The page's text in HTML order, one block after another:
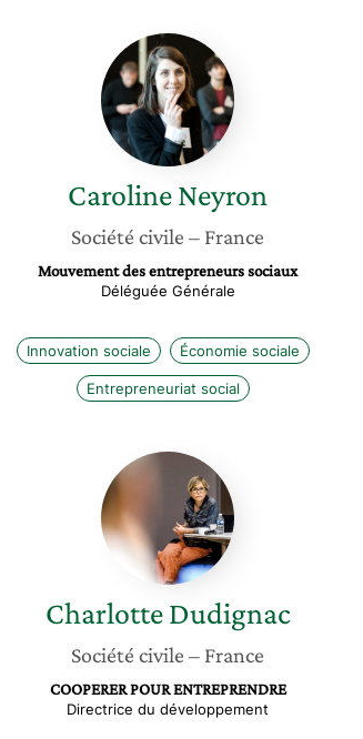
Caroline
Neyron
CarolineNeyron
Société civile – France
Mouvement des entrepreneurs sociaux
Déléguée Générale
Innovation sociale Économie sociale
Entrepreneuriat social
Charlotte
Dudignac
Charlotte Dudignac
Société civile – France
COOPERER POUR ENTREPRENDRE
Directrice du développement